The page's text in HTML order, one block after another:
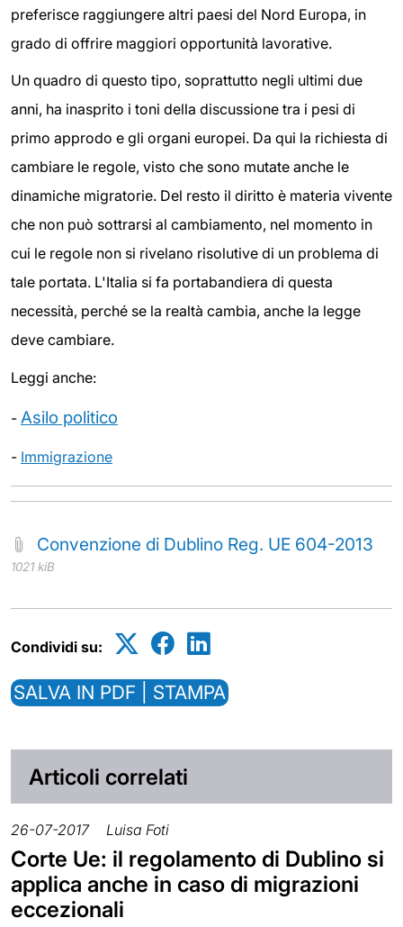
preferisce raggiungere altri paesi del Nord Europa, in
grado di offrire maggiori opportunità lavorative.
Un quadro di questo tipo, soprattutto negli ultimi due
anni, ha inasprito i toni della discussione tra i pesi di
primo approdo e gli organi europei. Da qui la richiesta di
cambiare le regole, visto che sono mutate anche le
dinamiche migratorie. Del resto il diritto è materia vivente
che non può sottrarsi al cambiamento, nel momento in
cui le regole non si rivelano risolutive di un problema di
tale portata. L'Italia si fa portabandiera di questa
necessità, perché se la realtà cambia, anche la legge
deve cambiare.
Leggi anche:
- Asilo politico
- Immigrazione
Convenzione di Dublino Reg. UE 604-2013
1021 kiB
Condividi su:
SALVA IN PDF | STAMPA
Articoli correlati
26-07-2017 Luisa Foti
Corte Ue: il regolamento di Dublino si
applica anche in caso di migrazioni
eccezionali